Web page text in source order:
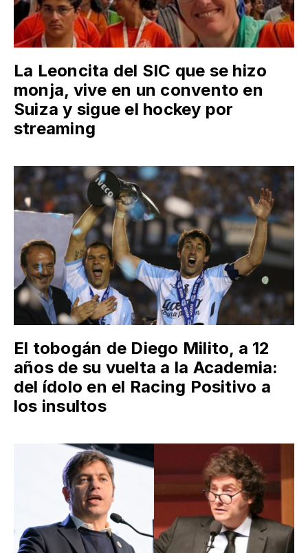
La Leoncita del SIC que se hizo
monja, vive en un convento en
Suiza y sigue el hockey por
streaming
El tobogán de Diego Milito, a 12
años de su vuelta a la Academia:
del ídolo en el Racing Positivo a
los insultos